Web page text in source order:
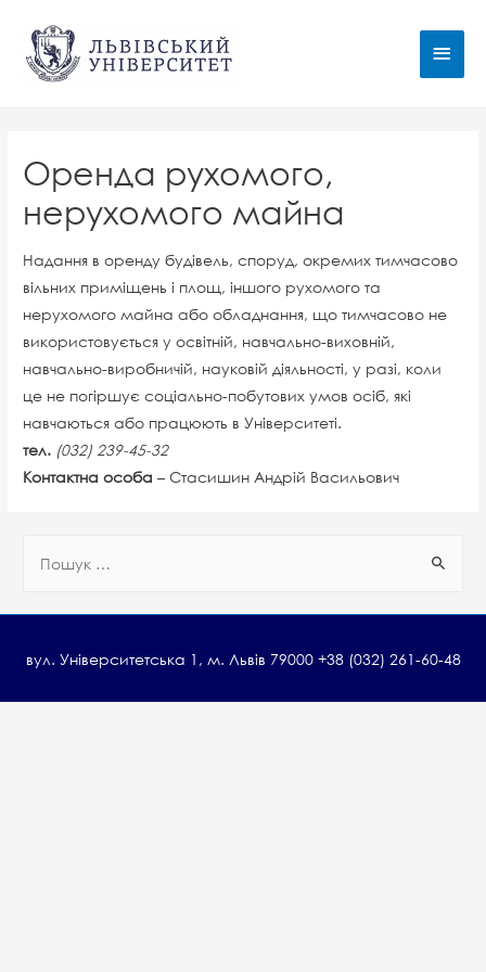
Main
Оренда рухомого,
нерухомого майна
Надання в оренду будівель, споруд, окремих тимчасово
вільних приміщень і площ, іншого рухомого та
нерухомого майна або обладнання, що тимчасово не
використовується у освітній, навчально-виховній,
навчально-виробничій, науковій діяльності, у разі, коли
це не погіршує соціально-побутових умов осіб, які
навчаються або працюють в Університеті.
тел. (032) 239-45-32
Контактна особа – Стасишин Андрій Васильович
квул. Університетська 1, м. Львів 79000 +38 (032) 261-60-48